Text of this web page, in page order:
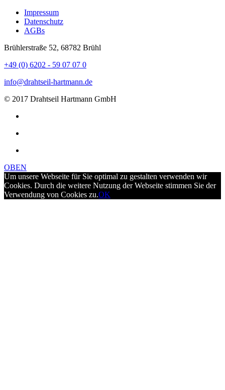
Impressum
Datenschutz
AGBs
Brühlerstraße 52, 68782 Brühl
+49 (0) 6202 - 59 07 07 0
info@drahtseil-hartmann.de
© 2017 Drahtseil Hartmann GmbH
OBEN
Um unsere Webseite für Sie optimal zu gestalten verwenden wir
Cookies. Durch die weitere Nutzung der Webseite stimmen Sie der
Verwendung von Cookies zu.OK